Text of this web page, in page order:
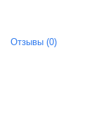
Отзывы (0)